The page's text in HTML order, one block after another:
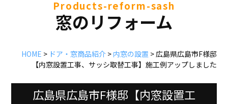
products-reform-sash
窓のリフォーム
HOME > ドア・窓商品紹介> 内窓の設置 > 広島県広島市F様邸
【内窓設置工事、サッシ取替工事】施工例アップしました
広島県広島市F様邸【内窓設置工